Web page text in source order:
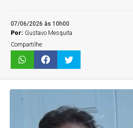
07/06/2026 às 10h00
Por: Gustavo Mesquita
Compartilhe: